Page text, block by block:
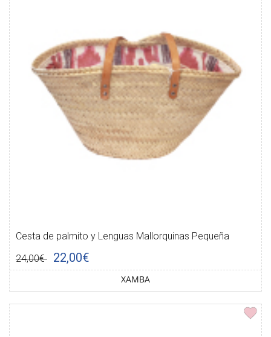
Cesta de palmito y Lenguas Mallorquinas Pequeña
24,00€ 22,00€
XAMBA